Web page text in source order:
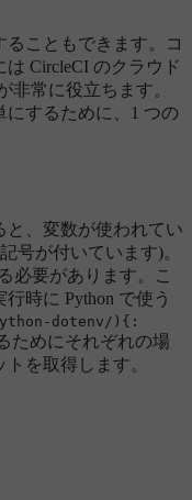
こともできます。コ
CircleCI のクラウド
非常に役立ちます。
するために、1 つの
と、変数が使われてい
記号が付いています)。
必要があります。こ
時に Python で使う
dotenv/){:
ためにそれぞれの場
を取得します。